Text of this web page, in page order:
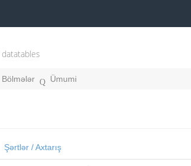
Bölmələr Ümumi
Şərtlər / Axtarış